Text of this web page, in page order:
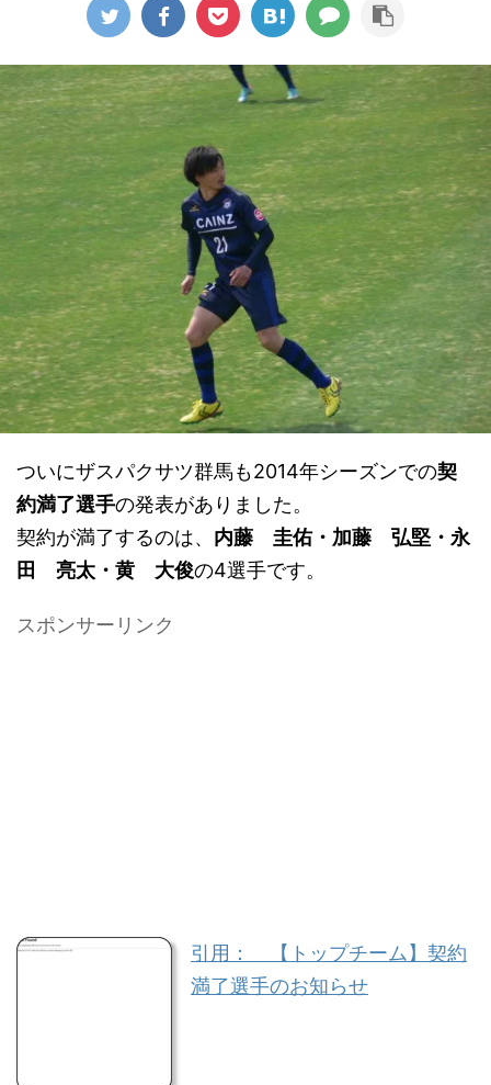
ついにザスパクサツ群馬も2014年シーズンでの契
約満了選手の発表がありました。
契約が満了するのは、 内藤 圭佑・加藤 弘堅・永
田 亮太・黄 大俊の4選手です。
スポンサーリンク
引用： 【トップチーム】契約
満了選手のお知らせ